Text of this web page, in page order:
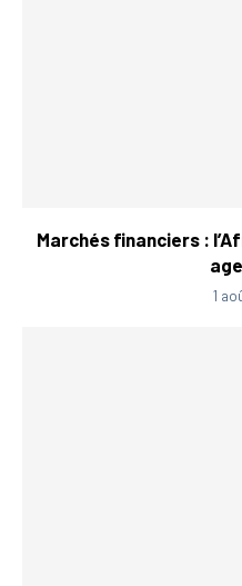
Marchés financiers :
1